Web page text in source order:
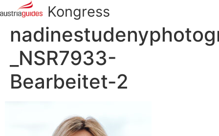
Kongress
_NSR7933-
Bearbeitet-2